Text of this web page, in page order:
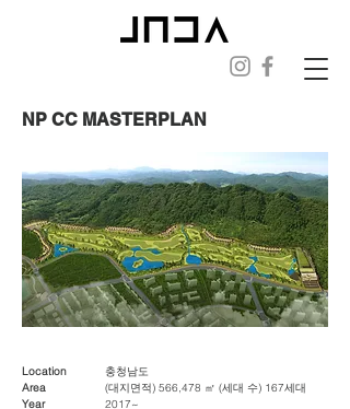
NP CC MASTERPLAN
Location
Area
Year
충청남도
(대지면적) 566,478 ㎡ (세대 수) 167세대
2017~